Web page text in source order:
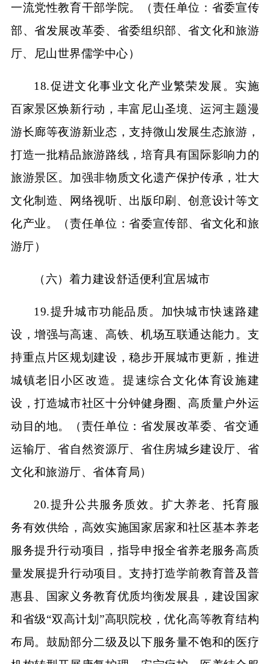
一流党性教育干部学院。（责任单位：省委宣传
部、省发展改革委、省委组织部、省文化和旅游
厅、尼山世界儒学中心）
18.促进文化事业文化产业繁荣发展。实施
百家景区焕新行动，丰富尼山圣境、运河主题漫
游长廊等夜游新业态，支持微山发展生态旅游，
打造一批精品旅游路线，培育具有国际影响力的
旅游景区。加强非物质文化遗产保护传承，壮大
文化制造、网络视听、出版印刷、创意设计等文
化产业。（责任单位：省委宣传部、省文化和旅
游厅）
（六）着力建设舒适便利宜居城市
19.提升城市功能品质。加快城市快速路建
设，增强与高速、高铁、机场互联通达能力。支
持重点片区规划建设，稳步开展城市更新，推进
城镇老旧小区改造。提速综合文化体育设施建
设，打造城市社区十分钟健身圈、高质量户外运
动目的地。（责任单位：省发展改革委、省交通
运输厅、省自然资源厅、省住房城乡建设厅、省
文化和旅游厅、省体育局）
20.提升公共服务质效。扩大养老、托育服
务有效供给，高效实施国家居家和社区基本养老
服务提升行动项目，指导申报全省养老服务高质
量发展提升行动项目。支持打造学前教育普及普
惠县、国家义务教育优质均衡发展县，建设国家
和省级“双高计划”高职院校，优化高等教育结构
布局。鼓励部分二级及以下服务量不饱和的医疗